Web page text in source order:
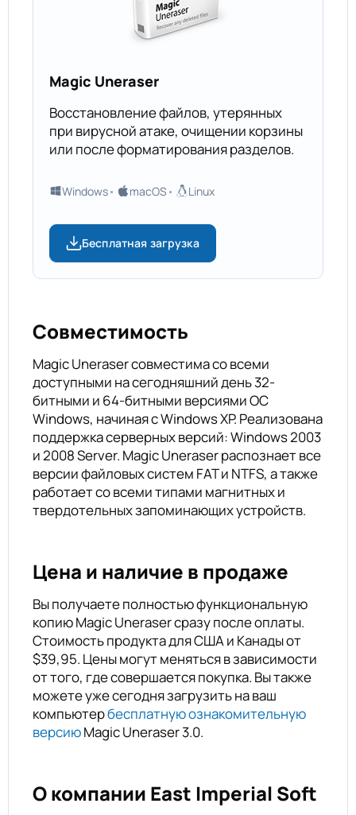
Magic Uneraser
Восстановление файлов, утерянных
при вирусной атаке, очищении корзины
или после форматирования разделов.
Windows macOS Linux
Бесплатная загрузка
Совместимость
Magic Uneraser совместима со всеми
доступными на сегодняшний день 32-
битными и 64-битными версиями ОС
Windows, начиная с Windows XP. Реализована
поддержка серверных версий: Windows 2003
и 2008 Server. Magic Uneraser распознает все
версии файловых систем FAT и NTFS, а также
работает со всеми типами магнитных и
твердотельных запоминающих устройств.
Цена и наличие в продаже
Вы получаете полностью функциональную
копию Magic Uneraser сразу после оплаты.
Стоимость продукта для США и Канады от
$39,95. Цены могут меняться в зависимости
от того, где совершается покупка. Вы также
можете уже сегодня загрузить на ваш
компьютербесплатную ознакомительную
версиюMagic Uneraser 3.0.
О компании East Imperial Soft